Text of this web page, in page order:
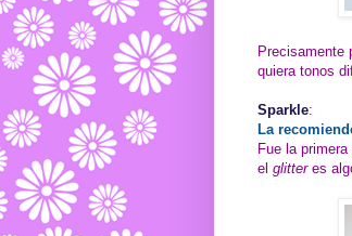
Precisamente
quiera tonos
Sparkle:
La
Fue la
el glitteres